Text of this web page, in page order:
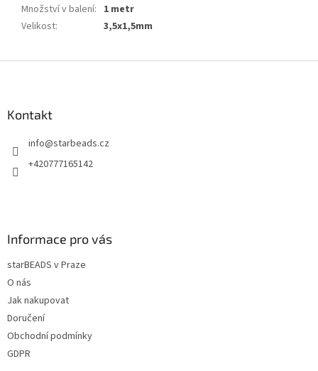
Množství v balení: 1 metr
Velikost: 3,5x1,5mm
Kontakt
info@starbeads.cz
+420777165142
Informace pro vás
starBEADS v Praze
O nás
Jak nakupovat
Doručení
Obchodní podmínky
GDPR